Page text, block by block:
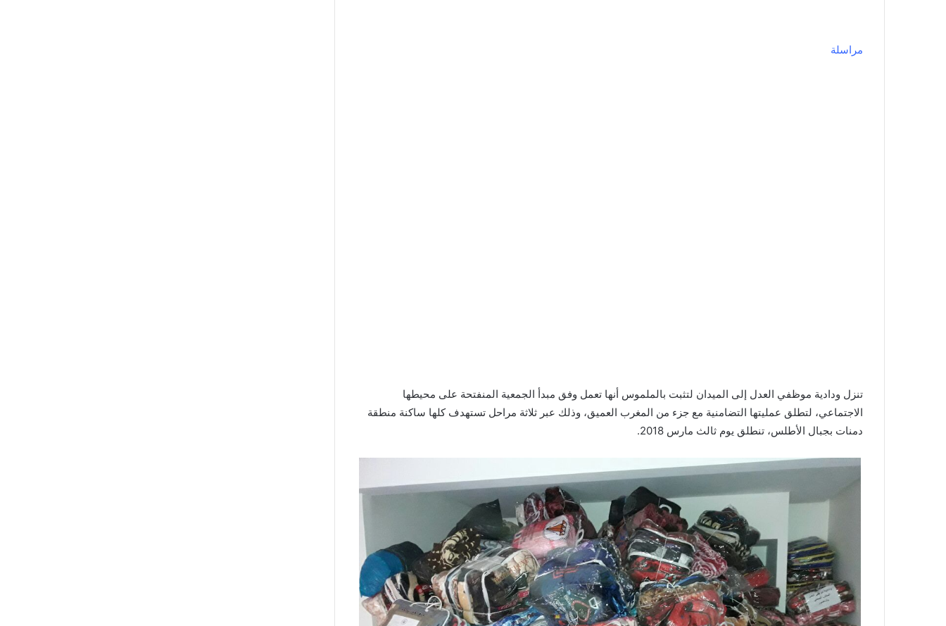
مراسلة
تنزل ودادية موظفي العدل إلى الميدان لتثبت بالملموس أنها تعمل وفق مبدأ الجمعية المنفتحة على محيطها
الاجتماعي، لتطلق عمليتها التضامنية مع جزء من المغرب العميق، وذلك عبر ثلاثة مراحل تستهدف كلها ساكنة منطقة
دمنات بجبال الأطلس، تنطلق يوم ثالث مارس 2018.